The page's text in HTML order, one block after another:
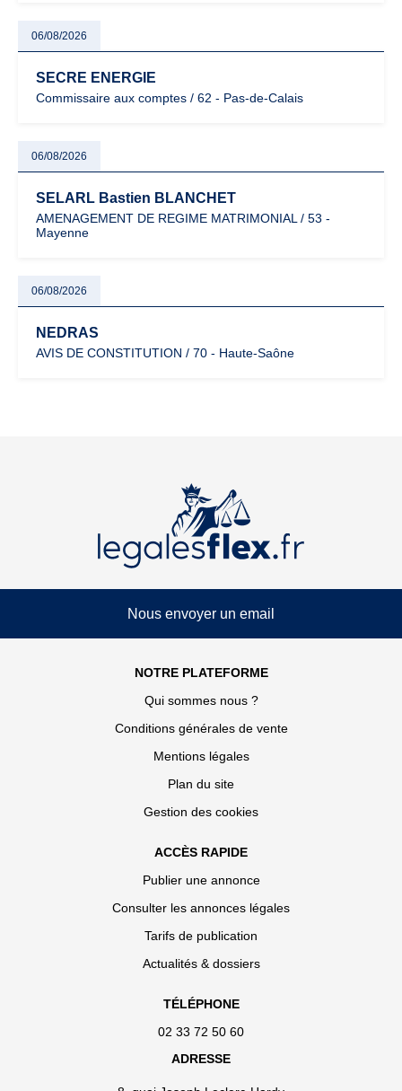
06/08/2026
SECRE ENERGIE
Commissaire aux comptes / 62 - Pas-de-Calais
06/08/2026
SELARL Bastien BLANCHET
AMENAGEMENT DE REGIME MATRIMONIAL / 53 -
Mayenne
06/08/2026
NEDRAS
AVIS DE CONSTITUTION / 70 - Haute-Saône
Nous envoyer un email
NOTRE PLATEFORME
Qui sommes nous ?
Conditions générales de vente
Mentions légales
Plan du site
Gestion des cookies
ACCÈS RAPIDE
Publier une annonce
Consulter les annonces légales
Tarifs de publication
Actualités & dossiers
TÉLÉPHONE
02 33 72 50 60
ADRESSE